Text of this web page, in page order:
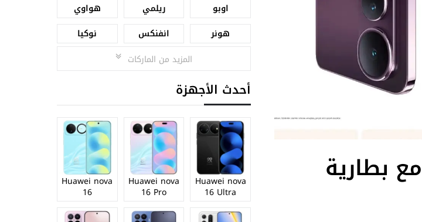
فيفو تطلق هاتف V50 Lite 4G مع بطارية
اوبو
ريلمي
هواوي
هونر
انفنكس
نوكيا
المزيد من الماركات
أحدث الأجهزة
Huawei nova
16 Ultra
Huawei nova
16 Pro
Huawei nova
16